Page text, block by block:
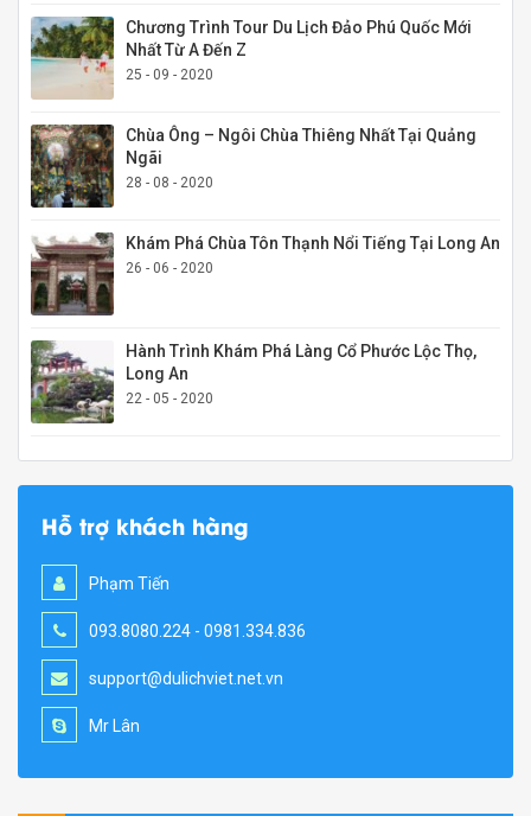
Chương Trình Tour Du Lịch Đảo Phú Quốc Mới
Nhất Từ A Đến Z
25 - 09 - 2020
Chùa Ông – Ngôi Chùa Thiêng Nhất Tại Quảng
Ngãi
28 - 08 - 2020
Khám Phá Chùa Tôn Thạnh Nổi Tiếng Tại Long An
26 - 06 - 2020
Hành Trình Khám Phá Làng Cổ Phước Lộc Thọ,
Long An
22 - 05 - 2020
Hỗ trợ khách hàng
Phạm Tiến
093.8080.224 - 0981.334.836
support@dulichviet.net.vn
Mr Lân